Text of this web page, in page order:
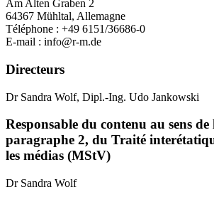
Am Alten Graben 2
64367 Mühltal, Allemagne
Téléphone : +49 6151/36686-0
E-mail : info@r-m.de
Directeurs
Dr Sandra Wolf, Dipl.-Ing. Udo Jankowski
Responsable du contenu au sens de
paragraphe 2, du Traité
les médias (MStV)
Dr Sandra Wolf